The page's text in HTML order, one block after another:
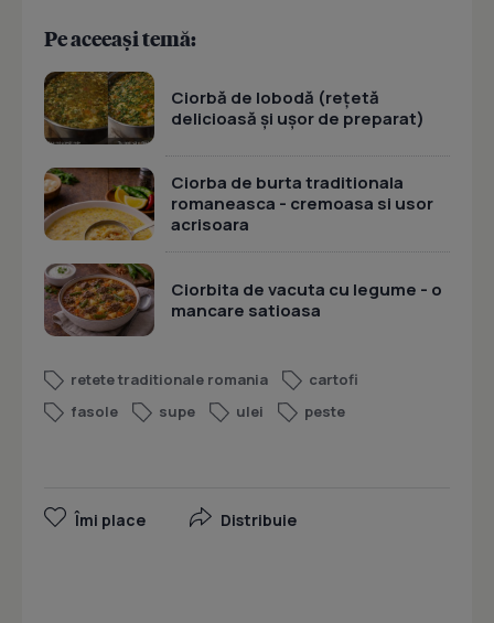
Pe aceeași temă:
Ciorbă de lobodă (rețetă
delicioasă și ușor de preparat)
Ciorba de burta traditionala
romaneasca - cremoasa si usor
acrisoara
Ciorbita de vacuta cu legume - o
mancare satioasa
retete traditionale romania
cartofi
fasole
supe ulei peste
Îmi place Distribuie